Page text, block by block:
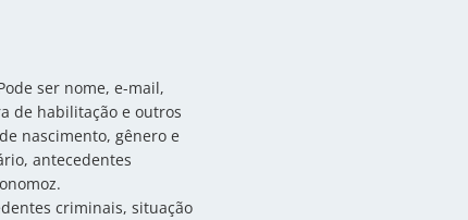
ser nome, e-mail,
de habilitação e outros
nascimento, gênero e
antecedentes
criminais, situação